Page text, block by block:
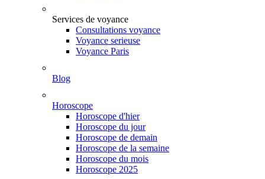
Services de voyance
Consultations voyance
Voyance serieuse
Voyance Paris
Blog
Horoscope
Horoscope d'hier
Horoscope du jour
Horoscope de demain
Horoscope de la semaine
Horoscope du mois
Horoscope 2025